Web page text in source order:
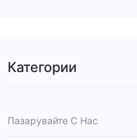
Категории
Пазарувайте С Нас